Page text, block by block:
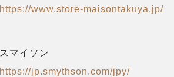
https://www.store-maisontakuya.jp/
スマイソン
https://jp.smythson.com/jpy/